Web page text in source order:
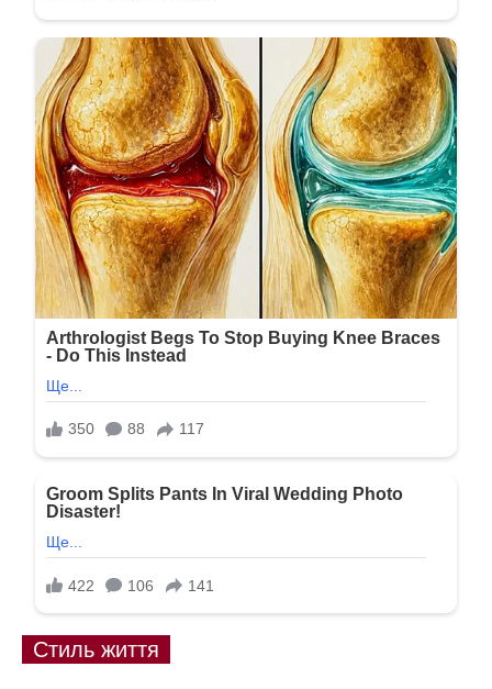
Стиль життя